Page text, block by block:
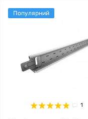
Популярний
1